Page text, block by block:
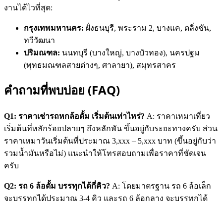
งานได้ไวที่สุด:
กรุงเทพมหานคร: ฝั่งธนบุรี, พระราม 2, บางแค, ตลิ่งชัน,
ทวีวัฒนา
ปริมณฑล: นนทบุรี (บางใหญ่, บางบัวทอง), นครปฐม
(พุทธมณฑลสายต่างๆ, ศาลายา), สมุทรสาคร
คำถามที่พบบ่อย (FAQ)
Q1: ราคาเช่ารถหกล้อดั้ม เริ่มต้นเท่าไหร่? A: ราคาเหมาเที่ยว
เริ่มต้นที่หลักร้อยปลายๆ ถึงหลักพัน ขึ้นอยู่กับระยะทางครับ ส่วน
ราคาเหมาวันเริ่มต้นที่ประมาณ 3,xxx – 5,xxx บาท (ขึ้นอยู่กับว่า
รวมน้ำมันหรือไม่) แนะนำให้โทรสอบถามเพื่อราคาที่ชัดเจน
ครับ
Q2: รถ 6 ล้อดั้ม บรรทุกได้กี่คิว? A: โดยมาตรฐาน รถ 6 ล้อเล็ก
จะบรรทุกได้ประมาณ 3-4 คิว และรถ 6 ล้อกลาง จะบรรทุกได้